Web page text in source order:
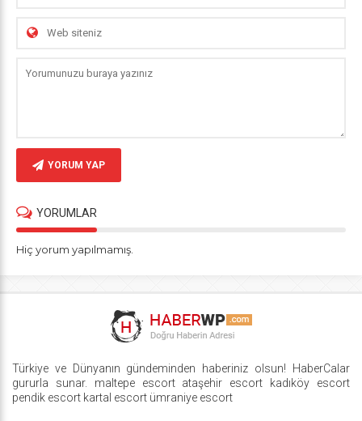
YORUM YAP
YORUMLAR
Hiç yorum yapılmamış.
Türkiye ve Dünyanın gündeminden haberiniz olsun! HaberCalar
gururla sunar. maltepe escort ataşehir escort
kadıköy escort
pendik escort kartal escort ümraniye escort